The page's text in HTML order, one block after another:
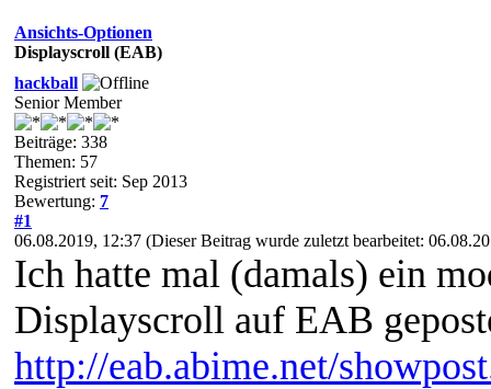
Ansichts-Optionen
Displayscroll (EAB)
hackball
Senior Member
Beiträge: 338
Themen: 57
Registriert seit: Sep 2013
Bewertung: 7
#1
06.08.2019, 12:37 (Dieser Beitrag wurde zuletzt bearbeitet:
Ich hatte mal (damals) ein
Displayscroll auf EAB
http://eab.abime.net/